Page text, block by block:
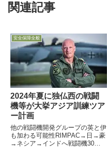
関連記事
安全保障全般
2024年夏に独仏西の戦闘
機等が大挙アジア訓練ツア
ー計画
他の戦闘機開発グループの英と伊
も加わる可能性RIMPAC→日→豪
→ネシア→インドへ戦闘機30機